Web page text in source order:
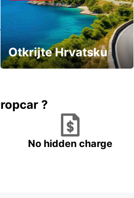
POINT
Otkrijte Hrvatsku
?
No hidden charge